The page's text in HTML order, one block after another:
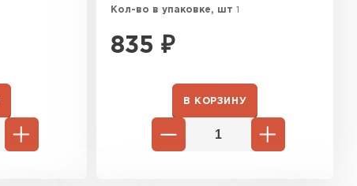
Кол-во в упаковке, шт 1
835 ₽
В КОРЗИНУ